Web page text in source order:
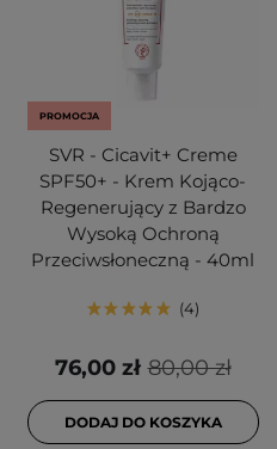
PROMOCJA
SVR - Cicavit+ Creme
SPF50+ - Krem Kojąco-
Regenerujący z Bardzo
Wysoką Ochroną
Przeciwsłoneczną - 40ml
4
80,00 zł
76,00 zł
DODAJ DO KOSZYKA